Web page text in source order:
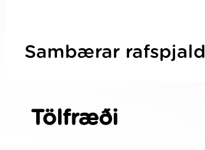
Sambærar rafspjald
Tölfræði